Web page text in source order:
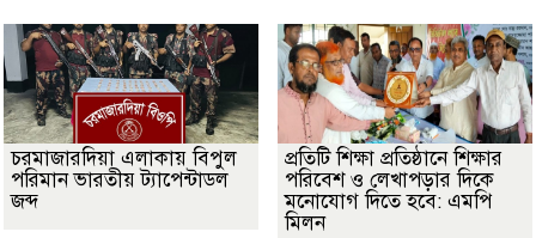
চরমাজারদিয়া এলাকায় বিপুল
পরিমান ভারতীয় ট্যাপেন্টাডল
জব্দ
প্রতিটি শিক্ষা প্রতিষ্ঠানে শিক্ষার
পরিবেশ ও লেখাপড়ার দিকে
মনোযোগ দিতে হবে: এমপি
মিলন